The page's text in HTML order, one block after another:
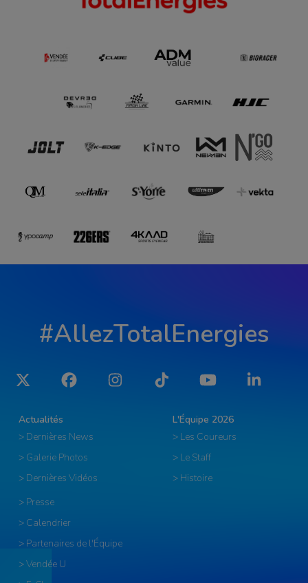
#AllezTotalEnergies
Twitter Facebook Instagram Tiktok YouTube LinkedIn
Actualités
> Dernières News
> Galerie Photos
> Dernières Vidéos
L'Équipe 2026
> Les Coureurs
> Le Staff
> Histoire
> Presse
> Calendrier
> Partenaires de l'Équipe
> Vendée U